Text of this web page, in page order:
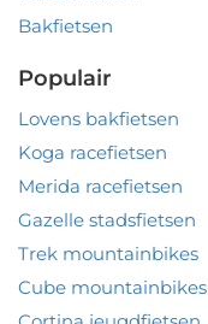
Bakfietsen
Populair
Lovens bakfietsen
Koga racefietsen
Merida racefietsen
Gazelle stadsfietsen
Trek mountainbikes
Cube mountainbikes